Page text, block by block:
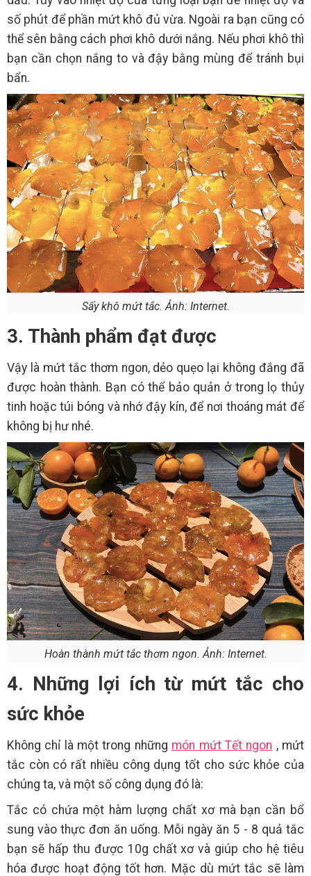
số phút để phần mứt khô đủ vừa. Ngoài ra bạn cũng có
thể sên bằng cách phơi khô dưới nắng. Nếu phơi khô thì
bạn cần chọn nắng to và đậy bằng mùng để tránh bụi
bẩn.
Sấy khô mứt tắc. Ảnh: Internet.
3. Thành phẩm đạt được
Vậy là mứt tắc thơm ngon, dẻo quẹo lại không đắng đã
được hoàn thành. Bạn có thể bảo quản ở trong lọ thủy
tinh hoặc túi bóng và nhớ đậy kín, để nơi thoáng mát để
không bị hư nhé.
Hoàn thành mứt tắc thơm ngon. Ảnh: Internet.
4. Những lợi ích từ mứt tắc cho
sức khỏe
Không chỉ là một trong những món mứt Tết ngon , mứt
tắc còn có rất nhiều công dụng tốt cho sức khỏe của
chúng ta, và một số công dụng đó là:
Tắc có chứa một hàm lượng chất xơ mà bạn cần bổ
sung vào thực đơn ăn uống. Mỗi ngày ăn 5 - 8 quả tắc
bạn sẽ hấp thu được 10g chất xơ và giúp cho hệ tiêu
hóa được hoạt động tốt hơn. Mặc dù mứt tắc sẽ làm